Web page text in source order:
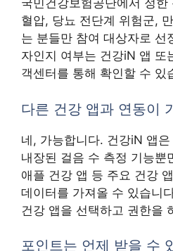
국민건강보험공단에서 정
혈압, 당뇨 전단계 위험군,
는 분들만 참여 대상자로 선
자인지 여부는 건강iN 앱 또
객센터를 통해 확인할 수 있
다른 건강 앱과 연동이
네, 가능합니다. 건강iN 앱
내장된 걸음 수 측정 기능뿐
애플 건강 앱 등 주요 건강
데이터를 가져올 수 있습니
건강 앱을 선택하고 권한을
포인트는 언제 받을 수